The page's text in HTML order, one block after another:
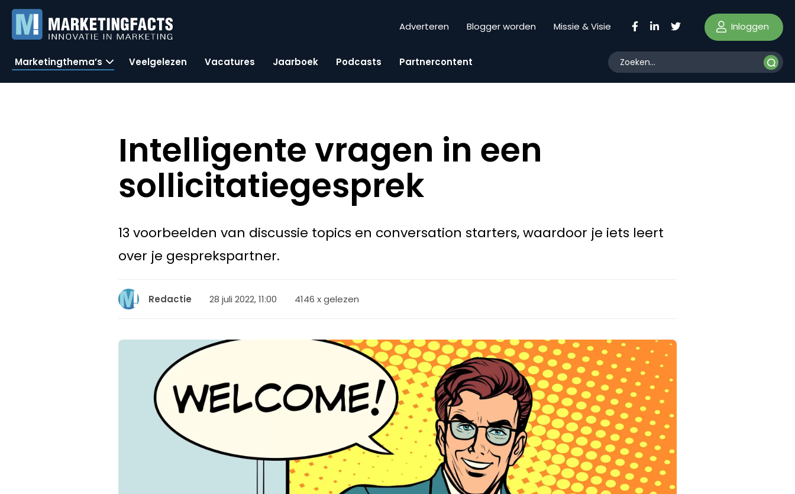
Adverteren Blogger worden Missie & Visie Inloggen
Marketingthema’s Veelgelezen Vacatures Jaarboek Podcasts Partnercontent
Intelligente vragen in een
sollicitatiegesprek
13 voorbeelden van discussie topics en conversation starters, waardoor je iets leert
over je gesprekspartner.
Redactie 28 juli 2022, 11:00 4146 x gelezen